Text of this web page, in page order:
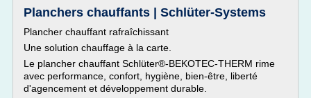
Planchers chauffants | Schlüter-Systems
Plancher chauffant rafraîchissant
Une solution chauffage à la carte.
Le plancher chauffant Schlüter®-BEKOTEC-THERM rime
avec performance, confort, hygiène, bien-être, liberté
d'agencement et développement durable.